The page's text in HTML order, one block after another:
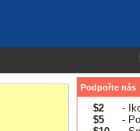
Podpořte nás
$2
-
$5
-